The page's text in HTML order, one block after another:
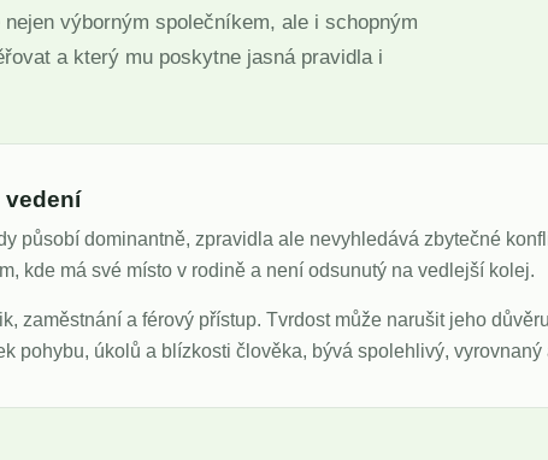
výborným společníkem, ale i schopným
a který mu poskytne jasná pravidla i
vedení
působí dominantně, zpravidla ale nevyhledává zbytečné
kde má své místo v rodině a není odsunutý na vedlejší kolej.
zaměstnání a férový přístup. Tvrdost může narušit jeho
pohybu, úkolů a blízkosti člověka, bývá spolehlivý, vyrovnaný